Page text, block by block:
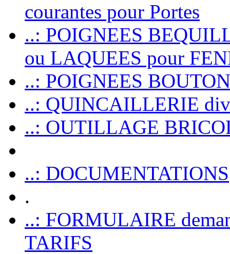
courantes pour Portes
..: POIGNEES
ou LAQUEES pour
..: POIGNEES
..: QUINCAILLERIE
..: OUTILLAGE
..: DOCUMENTATIONS
.
..: FORMULAIRE
TARIFS